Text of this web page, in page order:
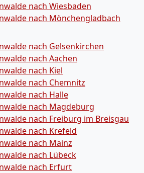
nach Wiesbaden
nach Mönchen­gladbach
nach Gelsenkirchen
nach Aachen
nach Kiel
nach Chemnitz
nach Halle
nach Magdeburg
nach Freiburg im Breisgau
nach Krefeld
nach Mainz
nach Lübeck
nach Erfurt